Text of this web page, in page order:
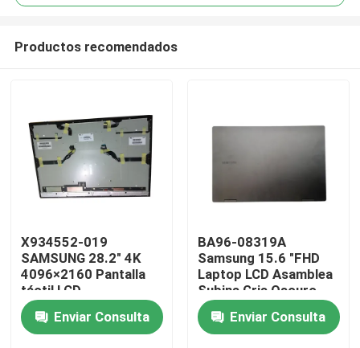
Productos recomendados
X934552-019
SAMSUNG 28.2" 4K
4096×2160 Pantalla
táctil LCD
LTM282RL01 con
pantalla táctil de
vidrio
Enviar Consulta
BA96-08319A
Samsung 15.6 "FHD
Laptop LCD Asamblea
Subins Gris Oscuro
Marte2-15
Enviar Consulta